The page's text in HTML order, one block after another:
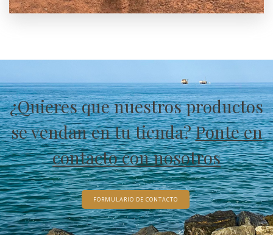
¿Quieres que nuestros productos
se vendan en tu tienda?Ponte en
contacto con nosotros
FORMULARIO DE CONTACTO